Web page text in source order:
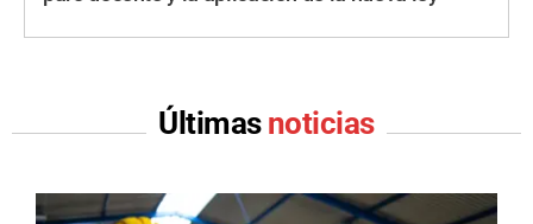
Últimas noticias